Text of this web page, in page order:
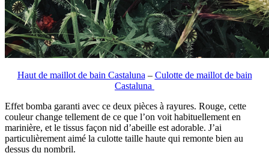
Haut de maillot de bain Castaluna – Culotte de maillot de bain
Castaluna
Effet bomba garanti avec ce deux pièces à rayures. Rouge, cette
couleur change tellement de ce que l’on voit habituellement en
marinière, et le tissus façon nid d’abeille est adorable. J’ai
particulièrement aimé la culotte taille haute qui remonte bien au
dessus du nombril.